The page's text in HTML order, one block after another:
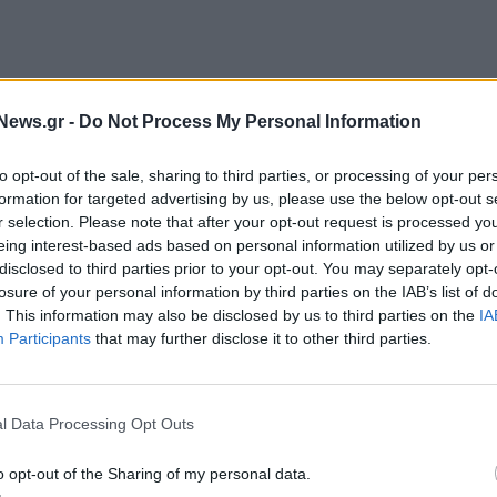
- Do Not Process My Personal Information
opt-out of the sale, sharing to third parties, or processing of your
for targeted advertising by us, please use the below opt-out
selection. Please note that after your opt-out request is processed
interest-based ads based on personal information utilized by us
to third parties prior to your opt-out. You may separately
of your personal information by third parties on the IAB’s list of
This information may also be disclosed by us to third parties on the
Participants that may further disclose it to other third parties.
Data Processing Opt Outs
opt-out of the Sharing of my personal data.
που πληρούσαν τις αρχικές προϋποθέσεις
2020, αλλά δεν είχαν υποβάλει τις
2020. Οι οφειλέτες μπορούν να ενταχθούν και
στην Δ.Ο.Υ. τους έως και την Μεγάλη
που μένει ανεξόφλητο, θα μπορεί να ενταχθεί
για όλους και για όλες τις οφειλές,
όπως αναφέρει το sofokleousim.gr, οι
29 Απριλίου στις 100 ή στις 120 δόσεις, εφόσον
είναι:
πλατφόρμα mybusinessSupport της ΑΑΔΕ